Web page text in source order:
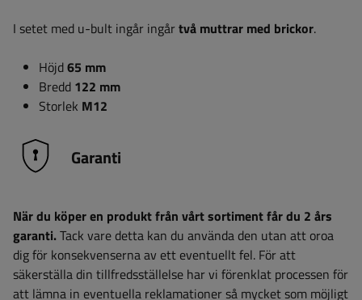
I setet med u-bult ingår ingårtvå muttrar med brickor.
Höjd65 mm
Bredd 122 mm
Storlek M12
Garanti
När du köper en produkt från vårt sortiment får du 2 års
garanti.Tack vare detta kan du använda den utan att oroa
dig för konsekvenserna av ett eventuellt fel. För att
säkerställa din tillfredsställelse har vi förenklat processen för
att lämna in eventuella reklamationer så mycket som möjligt